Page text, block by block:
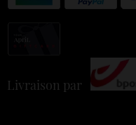
Livraison par